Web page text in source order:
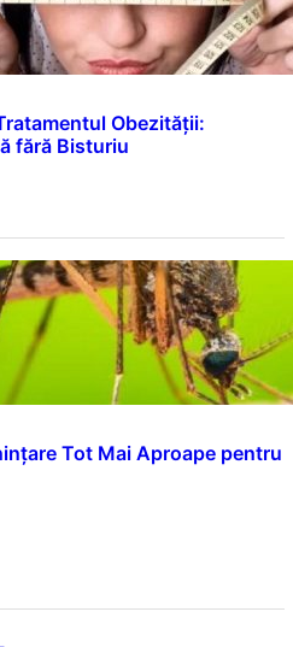
Obezității:
fără Bisturiu
Tot Mai Aproape pentru